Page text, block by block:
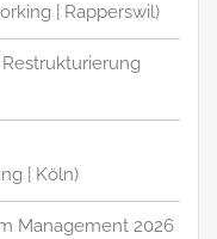
| Rapperswil)
| Köln)
Management 2026